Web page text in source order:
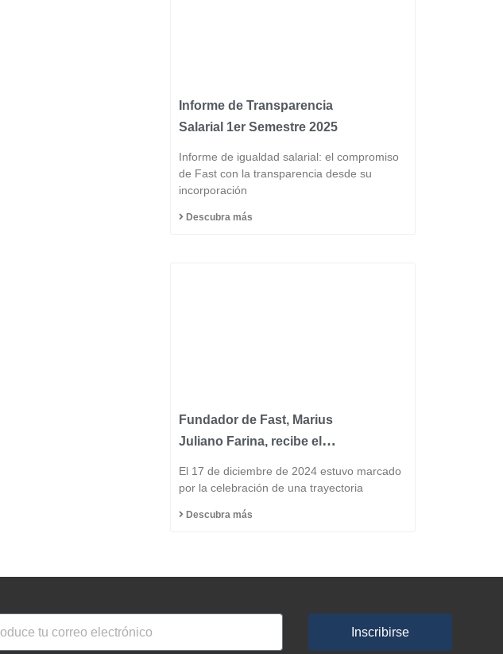
Informe de Transparencia
Salarial 1er Semestre 2025
Informe de igualdad salarial: el compromiso
de Fast con la transparencia desde su
incorporación
Descubra más
Fundador de Fast, Marius
Juliano Farina, recibe el
Honorario del Municipio
El 17 de diciembre de 2024 estuvo marcado
por la celebración de una trayectoria
Descubra más
Inscribirse